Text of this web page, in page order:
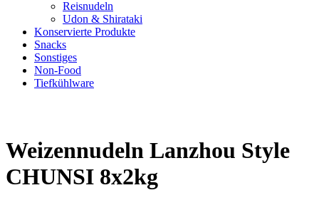
Reisnudeln
Udon & Shirataki
Konservierte Produkte
Snacks
Sonstiges
Non-Food
Tiefkühlware
Weizennudeln Lanzhou Style
CHUNSI 8x2kg